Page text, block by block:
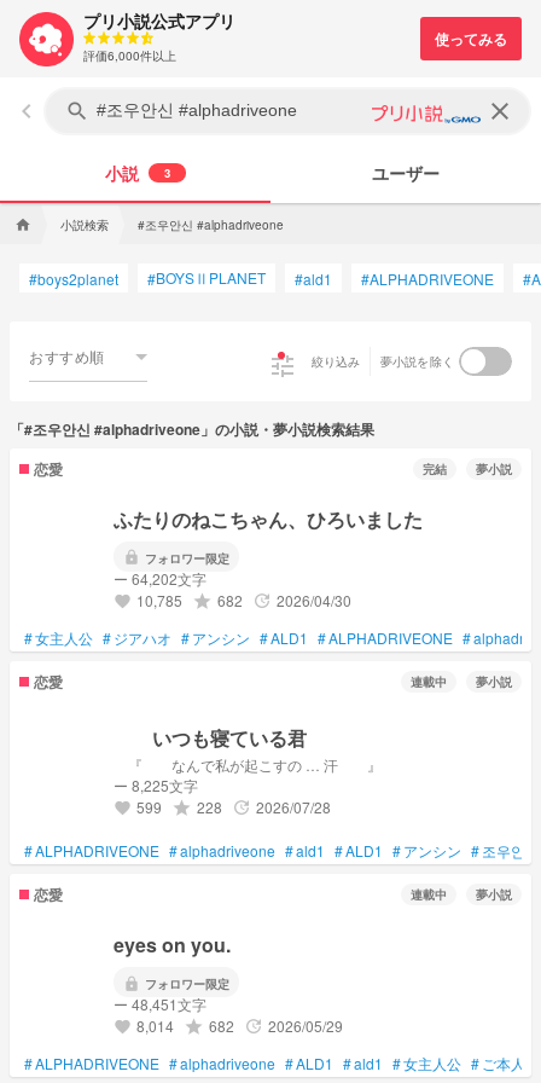
プリ小説公式アプリ
評価6,000件以上
keyboard_arrow_left search clear
小説 3 ユーザー
home 小説検索 #조우안신 #alphadriveone
#boys2planet #BOYSⅡPLANET #ald1 #ALPHADRIVEONE #
おすすめ順 tune 絞り込み 夢小説を除く
「#조우안신 #alphadriveone」の小説・夢小説検索結果
恋愛
完結 夢小説
ふたりのねこちゃん、ひろいました
lock フォロワー限定
ー 64,202文字
favorite 10,785 grade 682 update 2026/04/30
#女主人公 #ジアハオ #アンシン #ALD1 #ALPHADRIVEONE #
恋愛 連載中 夢小説
いつも寝ている君
『 なんで私が起こすの … 汗 』
ー 8,225文字
favorite 599 grade 228 update 2026/07/28
#ALPHADRIVEONE #alphadriveone #ald1 #ALD1 #アンシン #조우안신
恋愛 連載中 夢小説
eyes on you.
lock フォロワー限定
ー 48,451文字
favorite 8,014 grade 682 update 2026/05/29
#ALPHADRIVEONE #alphadriveone #ALD1 #ald1 #女主人公 #ご本人